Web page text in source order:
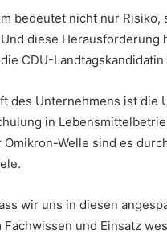
bedeutet nicht nur
diese Herausforderung
CDU-
des Unternehmens ist
in
Omikron-Welle sind es
wir uns in diesen
und Einsatz